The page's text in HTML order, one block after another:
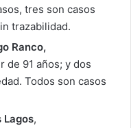
tres son casos
trazabilidad.
Ranco,
de 91 años; y dos
Todos son casos
Lagos,